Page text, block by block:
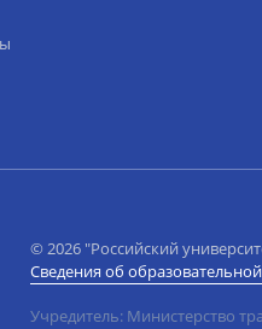
© 2026 "Российский
Сведения об
Учредитель: Министерство